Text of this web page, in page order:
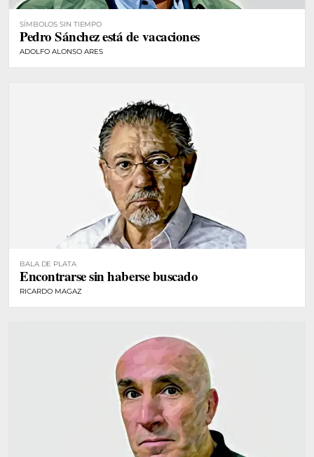
SÍMBOLOS SIN TIEMPO
Pedro Sánchez está de vacaciones
ADOLFO ALONSO ARES
BALA DE PLATA
Encontrarse sin haberse buscado
RICARDO MAGAZ